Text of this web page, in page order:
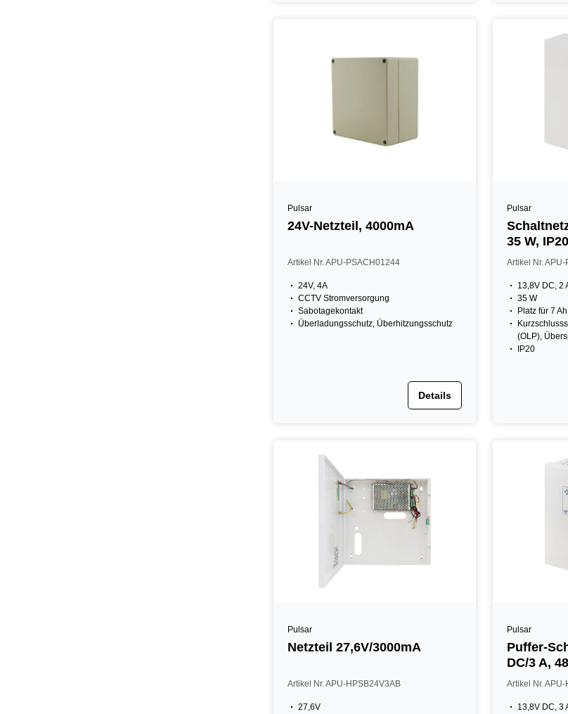
Pulsar
24V-Netzteil, 4000mA
Artikel Nr. APU-PSACH01244
24V, 4A
CCTV Stromversorgung
Sabotagekontakt
Überladungsschutz, Überhitzungsschutz
Details
Pulsar
35 W, IP20
Artikel Nr.
13,8V DC, 2
35 W
Platz für 7
(OLP),
IP20
Pulsar
Netzteil 27,6V/3000mA
Artikel Nr. APU-HPSB24V3AB
27,6V
Pulsar
Puffer-
DC/3 A,
Artikel Nr.
13,8V DC, 3